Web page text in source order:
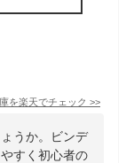
を楽天でチェック >>
うか。ビンデ
すく初心者の